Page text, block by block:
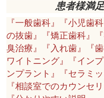
患者様満足か
『一般歯科』『小児歯
の抜歯』『矯正歯科』
臭治療』『入れ歯』『
ワイトニング』『イン
ンプラント』『セラミ
『相談室でのカウンセ